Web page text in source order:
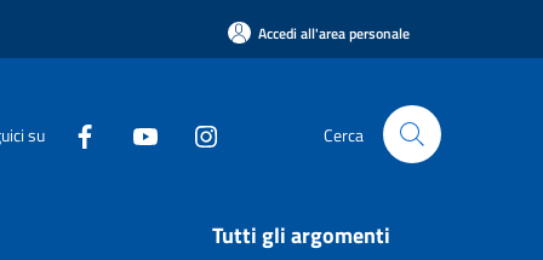
Accedi all'area personale
su Cerca
Tutti gli argomenti